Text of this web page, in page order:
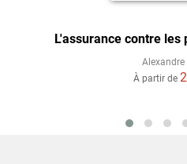
L'assurance contre
Alexandre
À partir de